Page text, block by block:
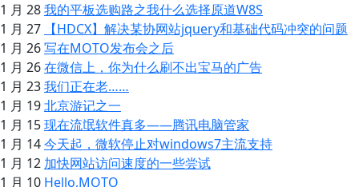
1 月 28我的平板选购路之我什么选择原道W8S
1 月 27
【HDCX】解决某协网站jquery和基础代码冲突的问题
1 月 26写在MOTO发布会之后
1 月 26在微信上，你为什么刷不出宝马的广告
1 月 23我们正在老……
1 月 19北京游记之一
1 月 15现在流氓软件真多——腾讯电脑管家
1 月 14今天起，微软停止对windows7主流支持
1 月 12 加快网站访问速度的一些尝试
1 月 10 Hello,MOTO